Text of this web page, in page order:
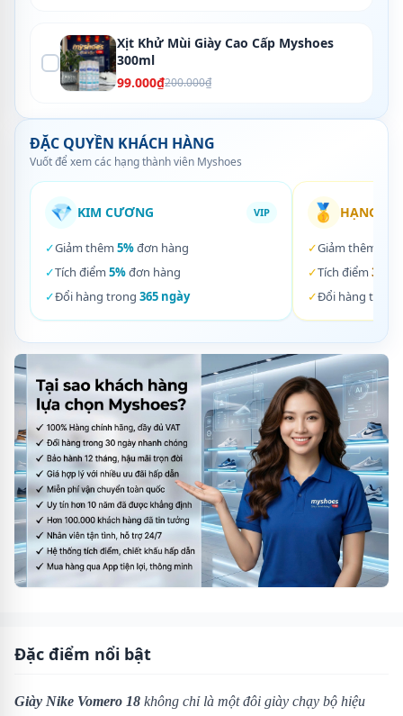
Xịt Khử Mùi Giày Cao Cấp Myshoes
300ml
99.000₫200.000₫
ĐẶC QUYỀN KHÁCH HÀNG
Vuốt để xem các hạng thành viên Myshoes
💎 KIM CƯƠNG VIP
✓Giảm thêm 5%đơn hàng
✓Tích điểm 5%đơn hàng
✓Đổi hàng trong 365 ngày
🥇 HẠNG
✓Giảm thêm
✓Tích điểm 3%
✓Đổi hàng trong
Đặc điểm nổi bật
Giày Nike Vomero 18 không chỉ là một đôi giày chạy bộ hiệu